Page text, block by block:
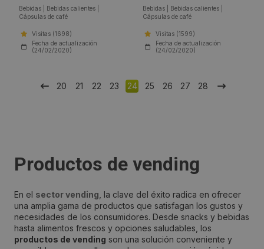
Bebidas Bebidas calientes
Cápsulas de café
Visitas (1698)
Fecha de actualización
(24/02/2020)
Bebidas Bebidas calientes
Cápsulas de café
Visitas (1599)
Fecha de actualización
(24/02/2020)
20 21 22 23 24 25 26 27 28
Productos de vending
En el sector vending , la clave del éxito radica en ofrecer
una amplia gama de productos que satisfagan los gustos y
necesidades de los consumidores. Desde snacks y bebidas
hasta alimentos frescos y opciones saludables, los
productos de vending son una solución conveniente y